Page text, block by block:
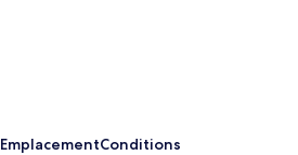
EmplacementConditions